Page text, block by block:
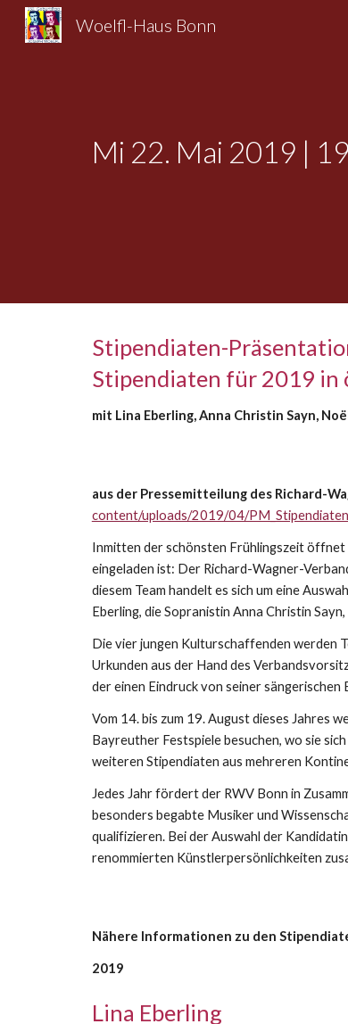
Woelfl-Haus Bonn
Mi 22. Mai 2019 |
Stipendiaten-
Stipendiaten für 2019 in
mit Lina Eberling, Anna Christin Sayn,
aus der Pressemitteilung des Richard-
content/uploads/2019/04/
Inmitten der schönsten Frühlingszeit
eingeladen ist: Der Richard-Wagner-
diesem Team handelt es sich um eine
Eberling, die Sopranistin Anna Christin
Die vier jungen Kulturschaffenden werden
Urkunden aus der Hand des
der einen Eindruck von seiner
Vom 14. bis zum 19. August dieses Jahres
Bayreuther Festspiele besuchen, wo sie
weiteren Stipendiaten aus mehreren
Jedes Jahr fördert der RWV Bonn in
besonders begabte Musiker und
qualifizieren. Bei der Auswahl der
renommierten Künstlerpersönlichkeiten
Nähere Informationen zu den
2019
Lina Eberling